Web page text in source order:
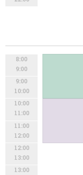
8:00
9:00
9:00
10:00
10:00
11:00
11:00
12:00
12:00
13:00
13:00